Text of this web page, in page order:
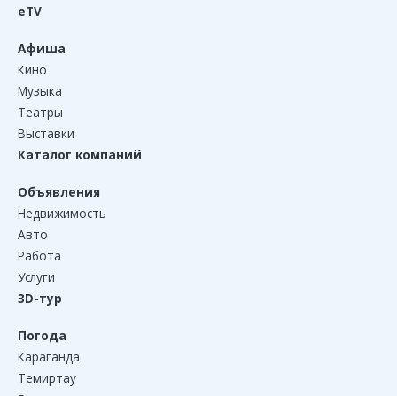
eTV
Афиша
Кино
Музыка
Театры
Выставки
Каталог компаний
Объявления
Недвижимость
Авто
Работа
Услуги
3D-тур
Погода
Караганда
Темиртау